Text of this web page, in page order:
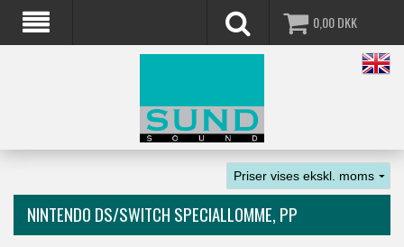
0,00DKK
NINTENDO DS/SWITCH SPECIALLOMME, PP